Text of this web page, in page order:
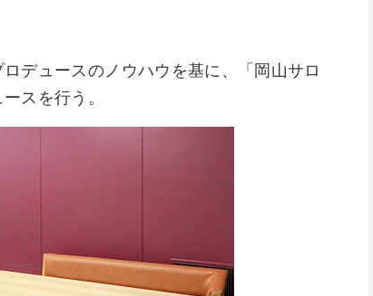
デュースのノウハウを基に、「岡山サロ
スを行う。